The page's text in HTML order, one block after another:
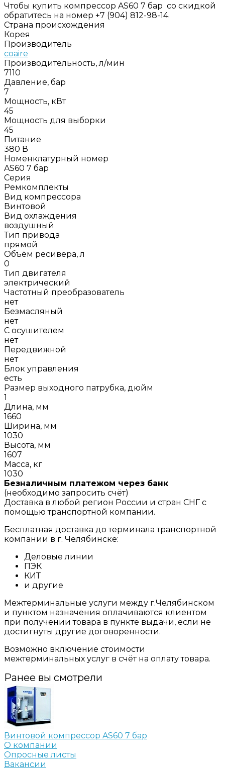
Чтобы купить компрессор AS60 7 бар со скидкой
обратитесь на номер +7 (904) 812-98-14.
Страна происхождения
Корея
Производитель
coaire
Производительность, л/мин
7110
Давление, бар
7
Мощность, кВт
45
Мощность для выборки
45
Питание
380 В
Номенклатурный номер
AS60 7 бар
Серия
Ремкомплекты
Вид компрессора
Винтовой
Вид охлаждения
воздушный
Тип привода
прямой
Объём ресивера, л
0
Тип двигателя
электрический
Частотный преобразователь
нет
Безмасляный
нет
С осушителем
нет
Передвижной
нет
Блок управления
есть
Размер выходного патрубка, дюйм
1
Длина, мм
1660
Ширина, мм
1030
Высота, мм
1607
Масса, кг
1030
Безналичным платежом через банк
(необходимо запросить счёт)
Доставка в любой регион России и стран СНГ с
помощью транспортной компании.
Бесплатная доставка до терминала транспортной
компании в г. Челябинске:
Деловые линии
ПЭК
КИТ
и другие
Межтерминальные услуги между г.Челябинском
и пунктом назначения оплачиваются клиентом
при получении товара в пункте выдачи, если не
достигнуты другие договоренности.
Возможно включение стоимости
межтерминальных услуг в счёт на оплату товара.
Ранее вы смотрели
Винтовой компрессор AS60 7 бар
О компании
Опросные листы
Вакансии